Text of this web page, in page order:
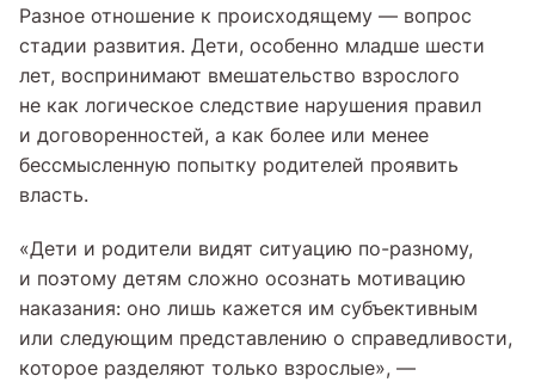
Разное отношение к происходящему — вопрос
стадии развития. Дети, особенно младше шести
лет, воспринимают вмешательство взрослого
не как логическое следствие нарушения правил
и договоренностей, а как более или менее
бессмысленную попытку родителей проявить
власть.
«Дети и родители видят ситуацию по-разному,
и поэтому детям сложно осознать мотивацию
наказания: оно лишь кажется им субъективным
или следующим представлению о справедливости,
которое разделяют только взрослые», —